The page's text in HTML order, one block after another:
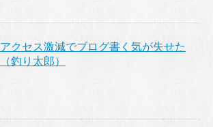
アクセス激減でブログ書く気が失せた
（釣り太郎）